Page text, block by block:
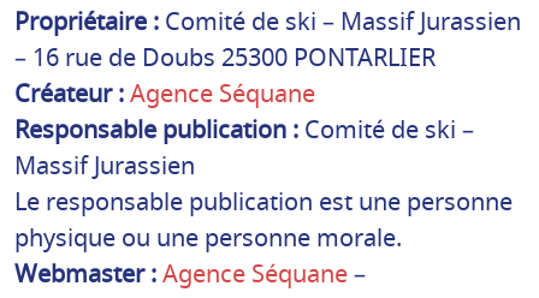
Propriétaire : Comité de ski – Massif Jurassien
– 16 rue de Doubs 25300 PONTARLIER
Créateur : Agence Séquane
Responsable publication : Comité de ski –
Massif Jurassien
Le responsable publication est une personne
physique ou une personne morale.
Webmaster : Agence Séquane –